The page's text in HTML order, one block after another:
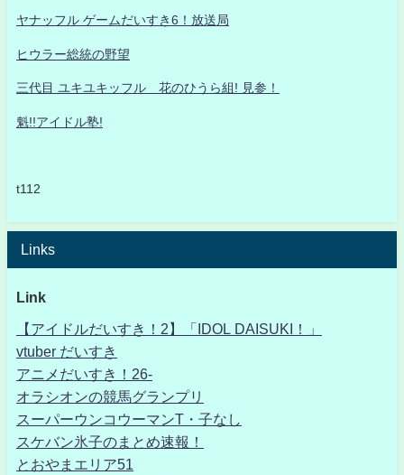
ヤナッフル ゲームだいすき6！放送局
ヒウラー総統の野望
三代目 ユキユキッフル 花のひうら組! 見参！
魁!!アイドル塾!
t112
Links
Link
【アイドルだいすき！2】「IDOL DAISUKI！」
vtuber だいすき
アニメだいすき！26-
オラシオンの競馬グランプリ
スーパーウンコウーマンT・子なし
スケバン氷子のまとめ速報！
とおやまエリア51